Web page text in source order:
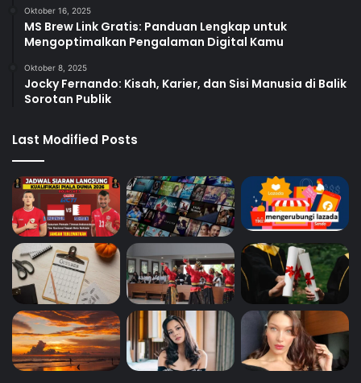
Oktober 16, 2025
MS Brew Link Gratis: Panduan Lengkap untuk
Mengoptimalkan Pengalaman Digital Kamu
Oktober 8, 2025
Jocky Fernando: Kisah, Karier, dan Sisi Manusia di Balik
Sorotan Publik
Last Modified Posts